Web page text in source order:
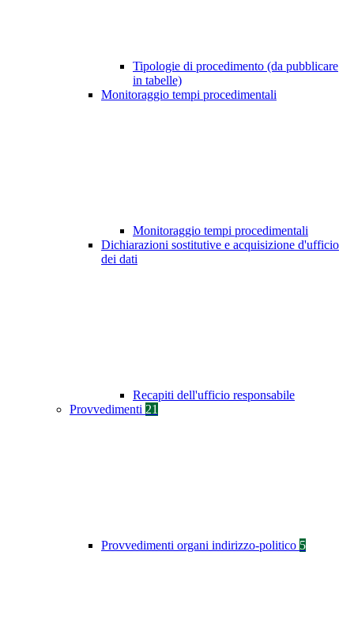
Tipologie di procedimento (da pubblicare
in tabelle)
Monitoraggio tempi procedimentali
Monitoraggio tempi procedimentali
Dichiarazioni sostitutive e acquisizione d'ufficio
dei dati
Recapiti dell'ufficio responsabile
Provvedimenti 21
Provvedimenti organi indirizzo-politico 5